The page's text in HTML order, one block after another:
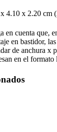
4.10 x 2.20 cm
en cuenta que,
en bastidor,
de anchura x
en el